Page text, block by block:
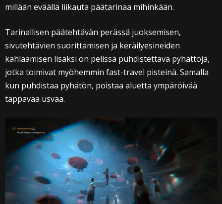
millään eväällä liikauta päätarinaa mihinkään.
Tarinallisen päätehtävän perässä juoksemisen,
sivutehtävien suorittamisen ja keräilyesineiden
kahlaamisen lisäksi on pelissä puhdistettava pyhättöjä,
jotka toimivat myöhemmin fast-travel pisteinä. Samalla
kun puhdistaa pyhätön, poistaa aluetta ympäröivää
tappavaa usvaa.